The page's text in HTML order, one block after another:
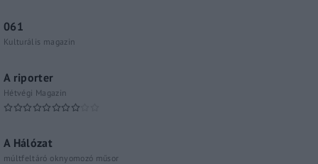
061
Kulturális magazin
A riporter
Hétvégi Magazin
A Hálózat
múltfeltáró oknyomozó műsor